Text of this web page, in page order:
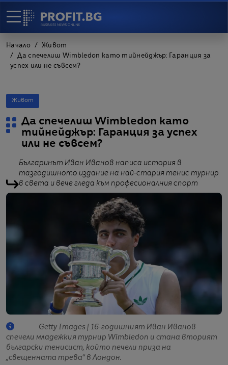
Начало
Живот
Да спечелиш Wimbledon като тийнейджър: Гаранция за
успех или не съвсем?
Живот
Да спечелиш Wimbledon като
тийнейджър: Гаранция за успех
или не съвсем?
Българинът Иван Иванов написа история в
тазгодишното издание на най-стария тенис турнир
в света и вече гледа към професионалния спорт
Getty Images | 16-годишният Иван Иванов
спечели младежкия турнир Wimbledon и стана вторият
български тенисист, който печели приза на
„свещенната трева“ в Лондон.